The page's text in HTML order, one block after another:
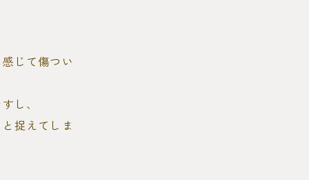
じて傷つい
し、
捉えてしま